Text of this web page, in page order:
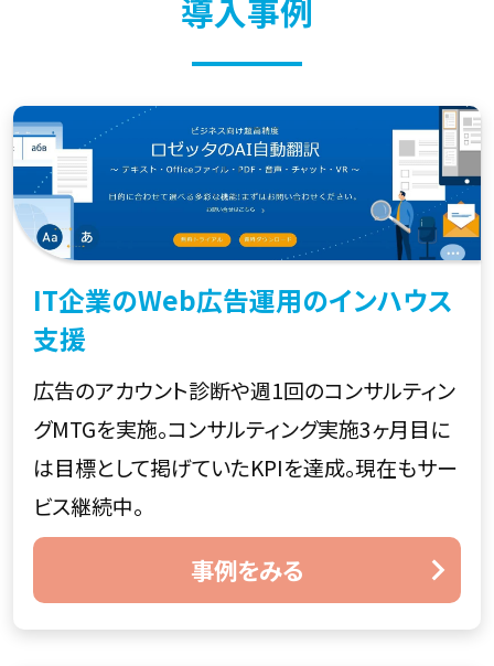
導入事例
IT企業のWeb広告運用のインハウス
支援
広告のアカウント診断や週1回のコンサルティン
グMTGを実施。コンサルティング実施3ヶ月目に
は目標として掲げていたKPIを達成。現在もサー
ビス継続中。
事例をみる